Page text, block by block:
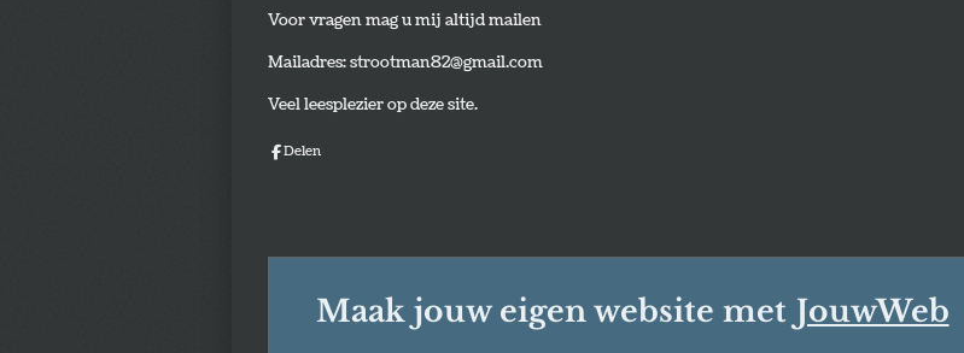
Voor vragen mag u mij altijd mailen
Mailadres: strootman82@gmail.com
Veel leesplezier op deze site.
Delen
Maak jouw eigen website met JouwWeb